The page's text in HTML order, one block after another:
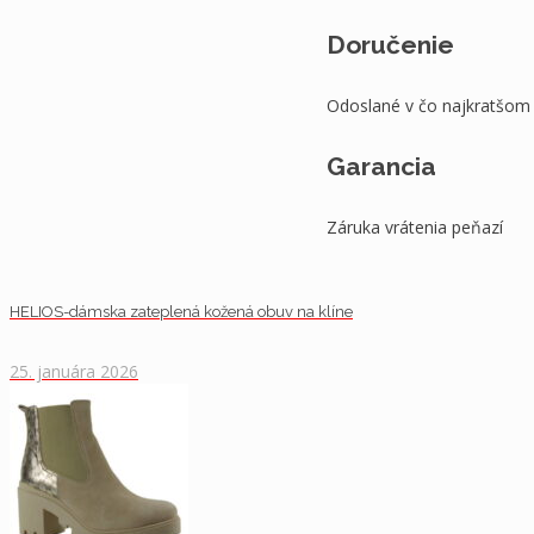
Doručenie
Odoslané v čo najkratšom
Garancia
Záruka vrátenia peňazí
HELIOS-dámska zateplená kožená obuv na klíne
25. januára 2026